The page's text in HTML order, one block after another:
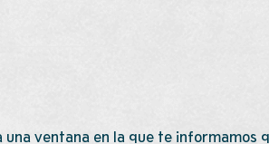
ventana en la que te informamos